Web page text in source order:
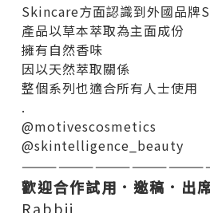
Skincare方面認識到外國品
產品以草本萃取為主面成份
擁有自然香味
因以天然萃取關係
整個系列也適合所有人士使用
.
@motivescosmetics
@skintelligence_beauty
歡迎合作試用．邀稿．出
Rabbii